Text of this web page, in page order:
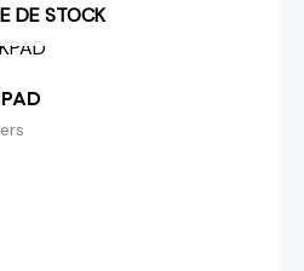
DE STOCK
: